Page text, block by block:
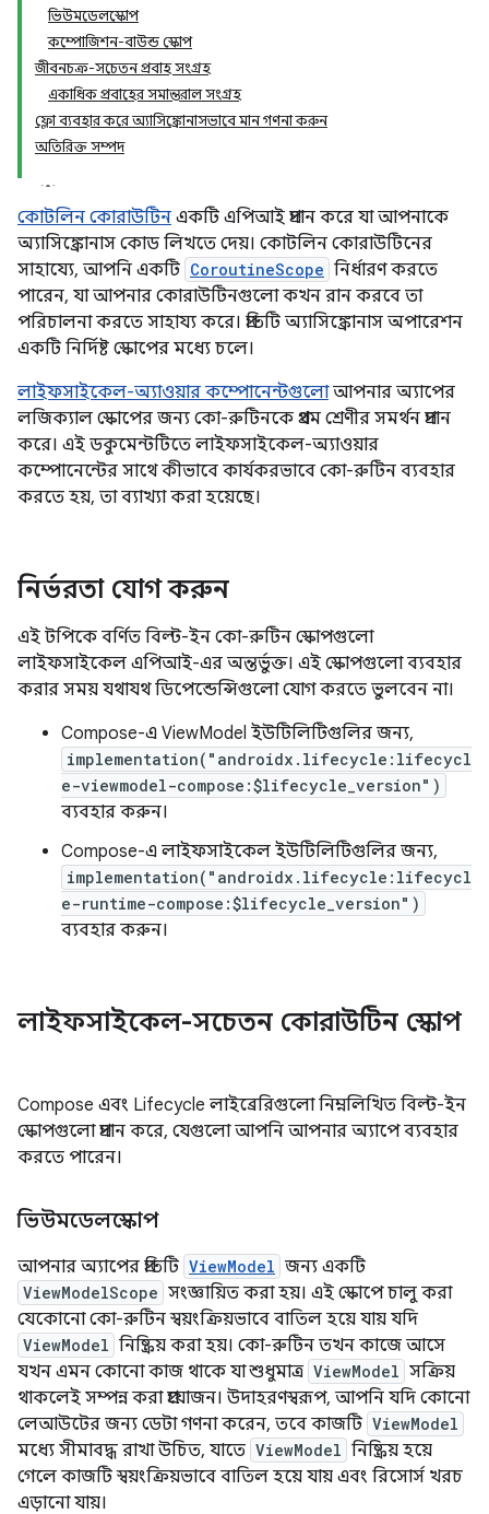
ভিউমডেলস্কোপ
কম্পোজিশন-বাউন্ড স্কোপ
জীবনচক্র-সচেতন প্রবাহ সংগ্রহ
একাধিক প্রবাহের সমান্তরাল সংগ্রহ
ফ্লো ব্যবহার করে অ্যাসিঙ্ক্রোনাসভাবে মান গণনা করুন
অতিরিক্ত সম্পদ
কোটলিন কোরাউটিন একটি এপিআই প্রদান করে যা আপনাকে
অ্যাসিঙ্ক্রোনাস কোড লিখতে দেয়। কোটলিন কোরাউটিনের
সাহায্যে, আপনি একটি CoroutineScope নির্ধারণ করতে
পারেন, যা আপনার কোরাউটিনগুলো কখন রান করবে তা
পরিচালনা করতে সাহায্য করে। প্রতিটি অ্যাসিঙ্ক্রোনাস অপারেশন
একটি নির্দিষ্ট স্কোপের মধ্যে চলে।
লাইফসাইকেল-অ্যাওয়ার কম্পোনেন্টগুলোআপনার অ্যাপের
লজিক্যাল স্কোপের জন্য কো-রুটিনকে প্রথম শ্রেণীর সমর্থন প্রদান
করে। এই ডকুমেন্টটিতে লাইফসাইকেল-অ্যাওয়ার
কম্পোনেন্টের সাথে কীভাবে কার্যকরভাবে কো-রুটিন ব্যবহার
করতে হয়, তা ব্যাখ্যা করা হয়েছে।
নির্ভরতা যোগ করুন
এই টপিকে বর্ণিত বিল্ট-ইন কো-রুটিন স্কোপগুলো
লাইফসাইকেল এপিআই-এর অন্তর্ভুক্ত। এই স্কোপগুলো ব্যবহার
করার সময় যথাযথ ডিপেন্ডেন্সিগুলো যোগ করতে ভুলবেন না।
Compose-এ ViewModel ইউটিলিটিগুলির জন্য,
implementation("androidx.lifecycle:lifecycl
e-viewmodel-compose:$lifecycle_version")
ব্যবহার করুন।
Compose-এ লাইফসাইকেল ইউটিলিটিগুলির জন্য,
implementation("androidx.lifecycle:lifecycl
e-runtime-compose:$lifecycle_version")
ব্যবহার করুন।
লাইফসাইকেল-সচেতন কোরাউটিন স্কোপ
Compose এবং Lifecycle লাইব্রেরিগুলো নিম্নলিখিত বিল্ট-ইন
স্কোপগুলো প্রদান করে, যেগুলো আপনি আপনার অ্যাপে ব্যবহার
করতে পারেন।
ভিউমডেলস্কোপ
আপনার অ্যাপের প্রতিটি ViewModel জন্য একটি
ViewModelScope সংজ্ঞায়িত করা হয়। এই স্কোপে চালু করা
যেকোনো কো-রুটিন স্বয়ংক্রিয়ভাবে বাতিল হয়ে যায় যদি
ViewModel নিষ্ক্রিয় করা হয়। কো-রুটিন তখন কাজে আসে
যখন এমন কোনো কাজ থাকে যা শুধুমাত্র ViewModel সক্রিয়
থাকলেই সম্পন্ন করা প্রয়োজন। উদাহরণস্বরূপ, আপনি যদি কোনো
লেআউটের জন্য ডেটা গণনা করেন, তবে কাজটি ViewModel
মধ্যে সীমাবদ্ধ রাখা উচিত, যাতে ViewModel নিষ্ক্রিয় হয়ে
গেলে কাজটি স্বয়ংক্রিয়ভাবে বাতিল হয়ে যায় এবং রিসোর্স খরচ
এড়ানো যায়।